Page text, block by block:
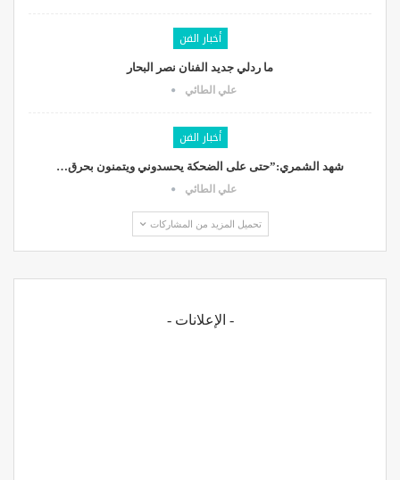
أخبار الفن
ما ردلي جديد الفنان نصر البحار
علي الطائي
أخبار الفن
شهد الشمري:”حتى على الضحكة يحسدوني ويتمنون بحرق…
علي الطائي
تحميل المزيد من المشاركات
- الإعلانات -